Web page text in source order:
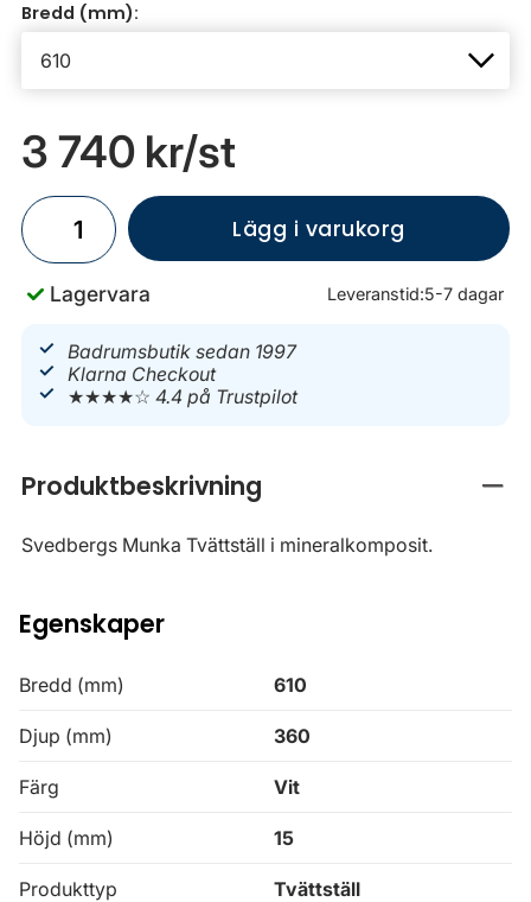
Bredd (mm):
3 740 kr/st
Lägg i varukorg
Lagervara Leveranstid:5-7 dagar
Badrumsbutik sedan 1997
Klarna Checkout
★★★★☆4.4 på Trustpilot
Produktbeskrivning
Svedbergs Munka Tvättställ i mineralkomposit.
Egenskaper
Bredd (mm) 610
Djup (mm) 360
Färg Vit
Höjd (mm) 15
Produkttyp Tvättställ